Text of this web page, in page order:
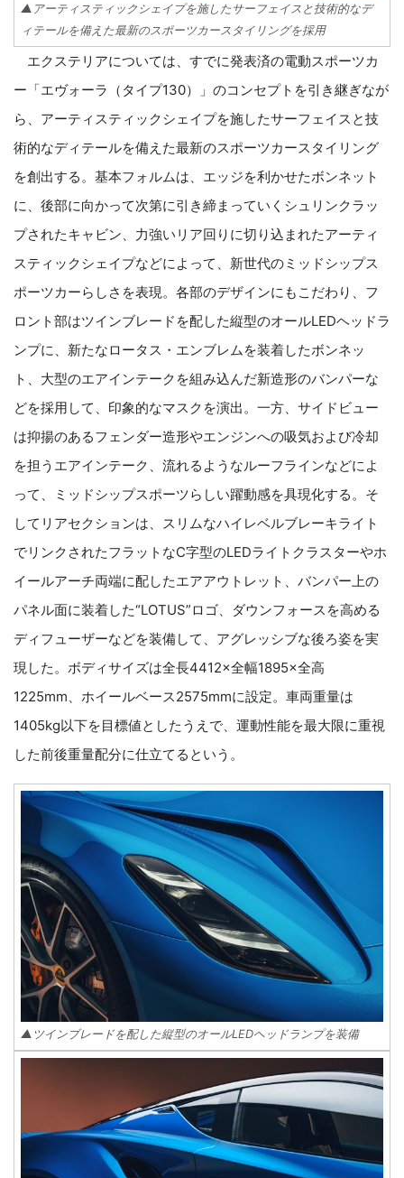
▲アーティスティックシェイプを施したサーフェイスと技術的なデ
ィテールを備えた最新のスポーツカースタイリングを採用
エクステリアについては、すでに発表済の電動スポーツカ
ー「エヴォーラ（タイプ130）」のコンセプトを引き継ぎなが
ら、アーティスティックシェイプを施したサーフェイスと技
術的なディテールを備えた最新のスポーツカースタイリング
を創出する。基本フォルムは、エッジを利かせたボンネット
に、後部に向かって次第に引き締まっていくシュリンクラッ
プされたキャビン、力強いリア回りに切り込まれたアーティ
スティックシェイプなどによって、新世代のミッドシップス
ポーツカーらしさを表現。各部のデザインにもこだわり、フ
ロント部はツインブレードを配した縦型のオールLEDヘッドラ
ンプに、新たなロータス・エンブレムを装着したボンネッ
ト、大型のエアインテークを組み込んだ新造形のバンパーな
どを採用して、印象的なマスクを演出。一方、サイドビュー
は抑揚のあるフェンダー造形やエンジンへの吸気および冷却
を担うエアインテーク、流れるようなルーフラインなどによ
って、ミッドシップスポーツらしい躍動感を具現化する。そ
してリアセクションは、スリムなハイレベルブレーキライト
でリンクされたフラットなC字型のLEDライトクラスターやホ
イールアーチ両端に配したエアアウトレット、バンパー上の
パネル面に装着した“LOTUS”ロゴ、ダウンフォースを高める
ディフューザーなどを装備して、アグレッシブな後ろ姿を実
現した。ボディサイズは全長4412×全幅1895×全高
1225mm、ホイールベース2575mmに設定。車両重量は
1405kg以下を目標値としたうえで、運動性能を最大限に重視
した前後重量配分に仕立てるという。
▲ツインブレードを配した縦型のオールLEDヘッドランプを装備